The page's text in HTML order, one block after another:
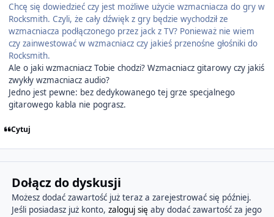
Chcę się dowiedzieć czy jest możliwe użycie wzmacniacza do gry w
Rocksmith. Czyli, że cały dźwięk z gry będzie wychodził ze
wzmacniacza podłączonego przez jack z TV? Ponieważ nie wiem
czy zainwestować w wzmacniacz czy jakieś przenośne głośniki do
Rocksmith.
Ale o jaki wzmacniacz Tobie chodzi? Wzmacniacz gitarowy czy jakiś
zwykły wzmacniacz audio?
Jedno jest pewne: bez dedykowanego tej grze specjalnego
gitarowego kabla nie pograsz.
Cytuj
Dołącz do dyskusji
Możesz dodać zawartość już teraz a zarejestrować się później.
Jeśli posiadasz już konto, zaloguj się aby dodać zawartość za jego